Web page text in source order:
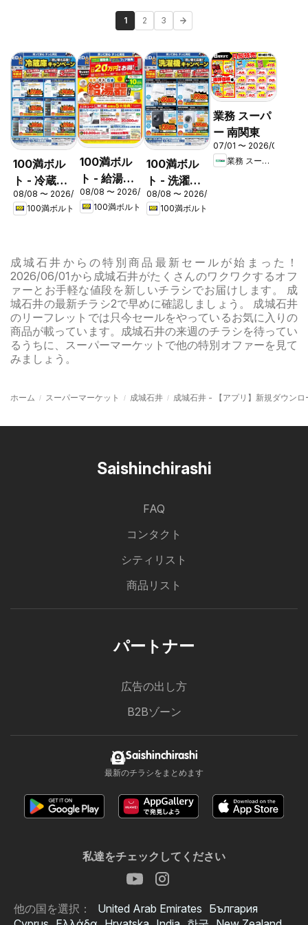
1 2 3
100満ボル
ト - 冷蔵庫
キャンペー
ン
08/08 〜 2026/08/16
100満ボルト
100満ボル
ト - 給湯器
フェア
08/08 〜 2026/08/31
100満ボルト
100満ボル
ト - 洗濯機
キャンペー
ン
08/08 〜 2026/08/16
100満ボルト
業務 スーパ
ー 南関東
07/01 〜 2026/08/31
業務 スーパー
成城石井からの特別商品最新セールが始まった！
2026/06/01から成城石井がたくさんのワクワクするオフ
ァーとお手軽な値段を新しいチラシでお届けします。 成
城石井の最新チラシ2で早めに確認しましょう。 成城石井
のリーフレットでは只今セールをやっているお気に入りの
商品が載っています。成城石井の来週のチラシを待ってい
るうちに、スーパーマーケットで他の特別オファーを見て
みましょう。
ホーム スーパーマーケット 成城石井 成城石井 - 【アプリ】新規ダウン
Saishinchirashi
FAQ
コンタクト
シティリスト
商品リスト
パートナー
広告の出し方
B2Bゾーン
Saishinchirashi
最新のチラシをまとめます
私達をチェックしてください
他の国を選択： United Arab Emirates България